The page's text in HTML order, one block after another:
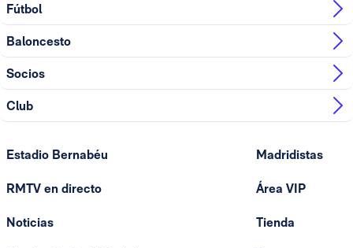
Fútbol
Baloncesto
Socios
Club
Estadio Bernabéu
RMTV en directo
Noticias
Madridistas
Área VIP
Tienda